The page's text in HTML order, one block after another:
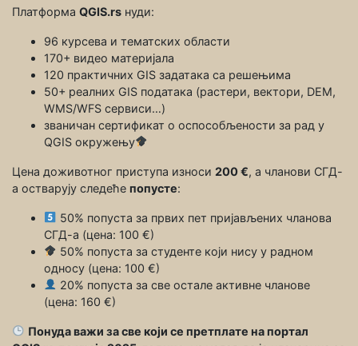
Платформа QGIS.rs нуди:
96 курсева и тематских области
170+ видео материјала
120 практичних GIS задатака са решењима
50+ реалних GIS података (растери, вектори, DEM,
WMS/WFS сервиси…)
званичан сертификат о оспособљености за рад у
QGIS окружењу
Цена доживотног приступа износи 200 €, а чланови СГД-
а остварују следеће попусте:
50% попуста за првих пет пријављених чланова
СГД-а (цена: 100 €)
50% попуста за студенте који нису у радном
односу (цена: 100 €)
20% попуста за све остале активне чланове
(цена: 160 €)
Понуда важи за све који се претплате на портал